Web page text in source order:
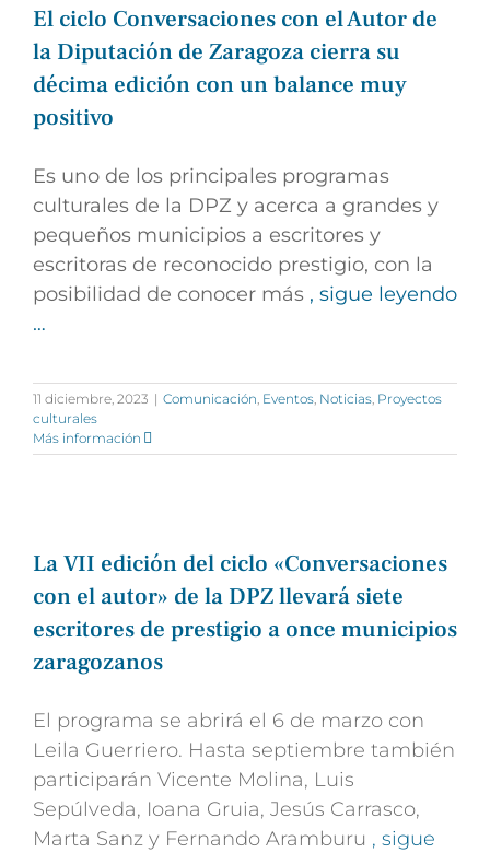
El ciclo Conversaciones con el Autor de
la Diputación de Zaragoza cierra su
décima edición con un balance muy
positivo
Es uno de los principales programas
culturales de la DPZ y acerca a grandes y
pequeños municipios a escritores y
escritoras de reconocido prestigio, con la
posibilidad de conocer más , sigue leyendo
…
11 diciembre, 2023 | Comunicación Eventos Noticias Proyectos
culturales
Más información
La VII edición del ciclo «Conversaciones
con el autor» de la DPZ llevará siete
escritores de prestigio a once municipios
zaragozanos
El programa se abrirá el 6 de marzo con
Leila Guerriero. Hasta septiembre también
participarán Vicente Molina, Luis
Sepúlveda, Ioana Gruia, Jesús Carrasco,
Marta Sanz y Fernando Aramburu , sigue